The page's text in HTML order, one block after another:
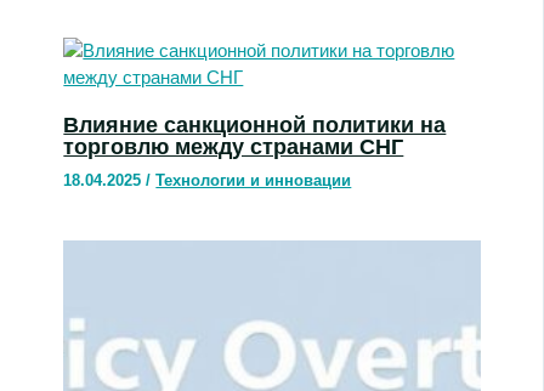
Влияние санкционной политики на
торговлю между странами СНГ
18.04.2025/Технологии и инновации